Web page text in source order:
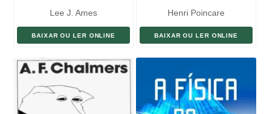
Lee J. Ames
BAIXAR OU LER ONLINE
Henri Poincare
BAIXAR OU LER ONLINE